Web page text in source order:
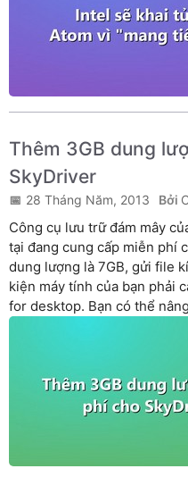
Thêm 3GB dung
SkyDriver
28 Tháng Năm, 2013
Công cụ lưu trữ đám mây
tại đang cung cấp miễn phí
dung lượng là 7GB, gửi file
kiện máy tính của bạn phải
for desktop. Bạn có thể